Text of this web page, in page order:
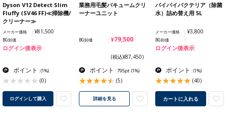
Dyson V12 Detect Slim
Fluffy (SV46 FF)≪掃除機/
クリーナー≫
メーカー価格 ¥81,500
BG卸価
ログイン後表示
ポイント :(1%)
(0)
ログインして購入
業務用毛髪バキュームクリ
ーナーユニット
BG卸価 ¥79,500
(税込¥87,450)
ポイント : 795pt (1%)
(5)
詳細を見る
バイバイバクテリア（除菌
水）詰め替え用 5L
メーカー価格 ¥3,800
BG卸価
ログイン後表示
ポイント :(1%)
(40)
カートに入れる